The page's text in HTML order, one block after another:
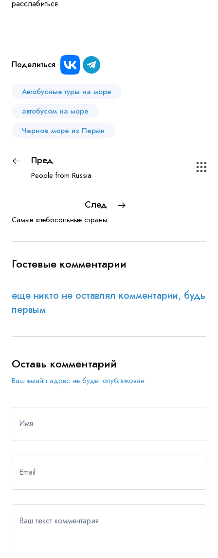
расслабиться.
Поделиться
Автобусные туры на море
автобусом на море
Черное море из Перми
Пред
People from Russia
След
Самые хлебосольные страны
Гостевые комментарии
еще никто не оставлял комментарии, будь
первым
Оставь комментарий
Ваш емайл адрес не будет опубликован.
Имя
Email
Ваш текст комментария